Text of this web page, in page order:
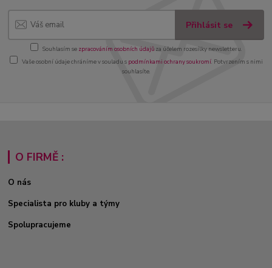
Přihlásit se
Souhlasím se zpracováním osobních údajůza účelem rozesílky newsletteru.
Vaše osobní údaje chráníme v souladu s podmínkami ochrany soukromí. Potvrzením s nimi
souhlasíte.
O FIRMĚ :
O nás
Specialista pro kluby a týmy
Spolupracujeme